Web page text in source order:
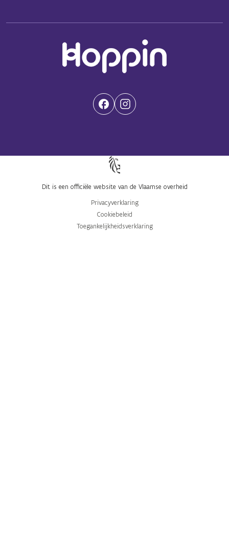
(Opent in een nieuwe tab)
(Opent in een nieuwe tab)
Dit is een officiële website van de Vlaamse overheid
Privacyverklaring
Cookiebeleid
Toegankelijkheidsverklaring